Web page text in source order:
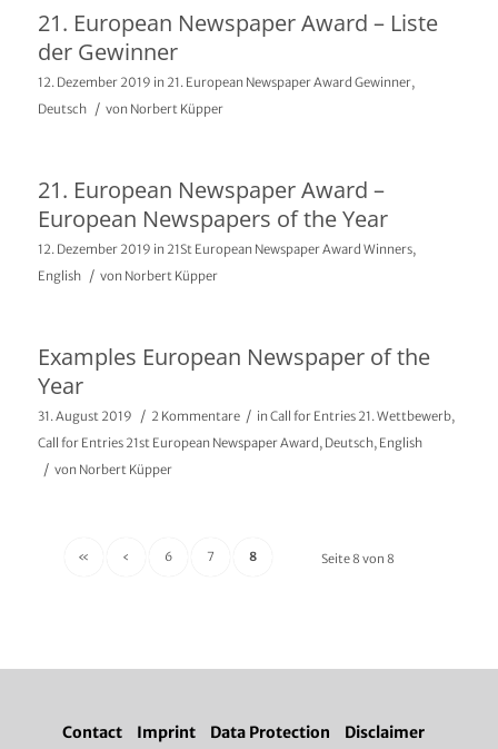
21. European Newspaper Award – Liste
der Gewinner
12. Dezember 2019 in 21. European Newspaper Award Gewinner,
Deutsch
/ von Norbert Küpper
21. European Newspaper Award –
European Newspapers of the Year
12. Dezember 2019 in 21St European Newspaper Award Winners,
English
/ von Norbert Küpper
Examples European Newspaper of the
Year
31. August 2019 / 2 Kommentare / in Call for Entries 21. Wettbewerb,
Call for Entries 21st European Newspaper Award, Deutsch, English
/ von Norbert Küpper
Seite 8 von 8
« ‹ 6 7 8
Contact Imprint Data Protection Disclaimer